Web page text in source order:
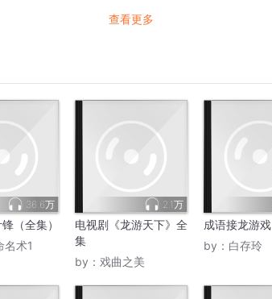
查看更多
36.6万
（全集）
名术1
2.1万
电视剧《龙游天下》全
集
by： 戏曲之美
成语接龙游戏
by： 白存玲